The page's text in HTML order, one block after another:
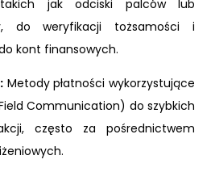
jak odciski palców lub
do weryfikacji tożsamości i
kont finansowych.
Metody płatności wykorzystujące
Communication) do szybkich
często za pośrednictwem